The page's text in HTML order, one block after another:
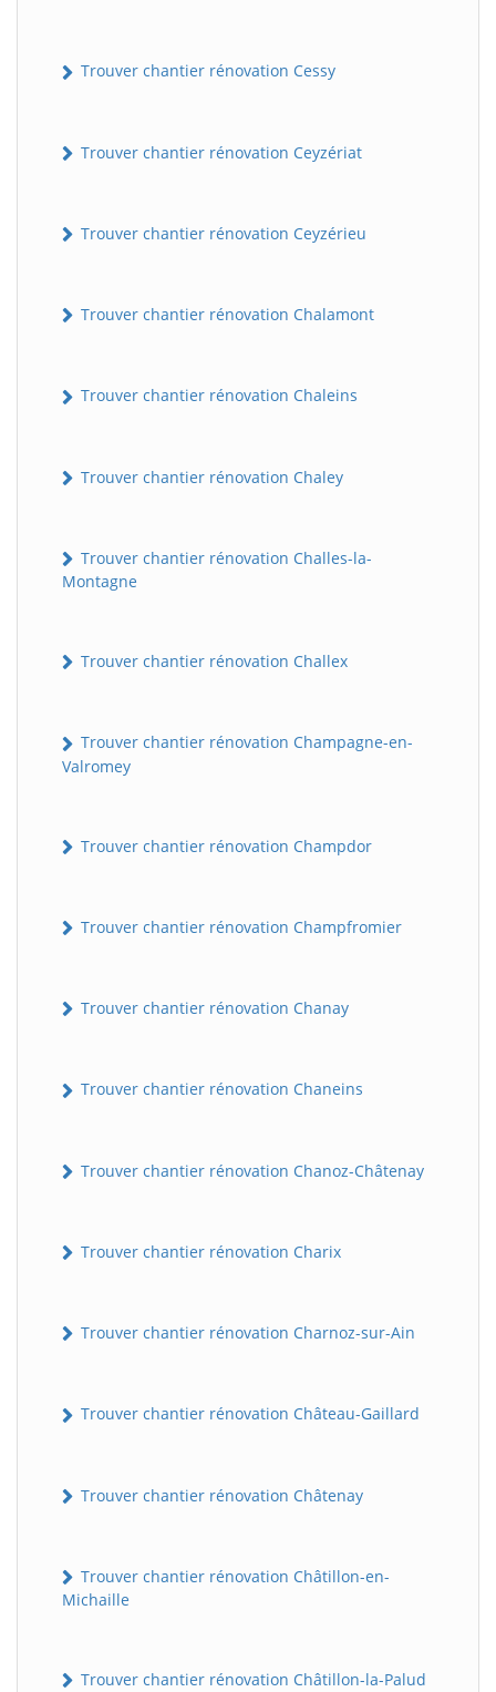
Trouver chantier rénovation Cessy
Trouver chantier rénovation Ceyzériat
Trouver chantier rénovation Ceyzérieu
Trouver chantier rénovation Chalamont
Trouver chantier rénovation Chaleins
Trouver chantier rénovation Chaley
Trouver chantier rénovation Challes-la-
Montagne
Trouver chantier rénovation Challex
Trouver chantier rénovation Champagne-en-
Valromey
Trouver chantier rénovation Champdor
Trouver chantier rénovation Champfromier
Trouver chantier rénovation Chanay
Trouver chantier rénovation Chaneins
Trouver chantier rénovation Chanoz-Châtenay
Trouver chantier rénovation Charix
Trouver chantier rénovation Charnoz-sur-Ain
Trouver chantier rénovation Château-Gaillard
Trouver chantier rénovation Châtenay
Trouver chantier rénovation Châtillon-en-
Michaille
Trouver chantier rénovation Châtillon-la-Palud